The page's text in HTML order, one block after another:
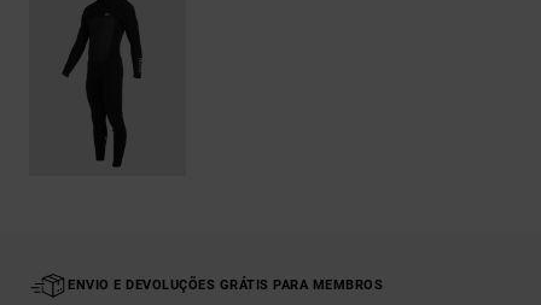
ENVIO E DEVOLUÇÕES GRÁTIS PARA MEMBROS